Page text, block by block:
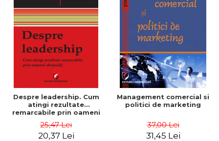
Despre leadership. Cum
atingi rezultate
remarcabile prin oameni
25,47 Lei
20,37 Lei
Management comercial si
politici de marketing
37,00 Lei
31,45 Lei